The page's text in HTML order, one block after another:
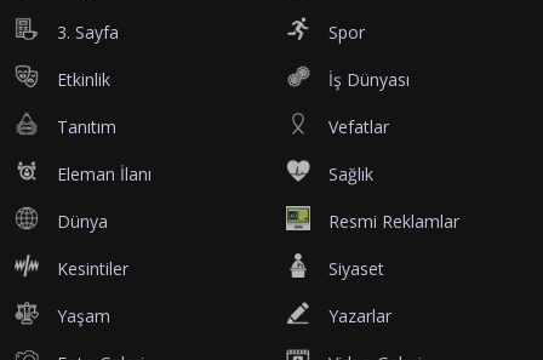
3. Sayfa Spor
Etkinlik İş Dünyası
Tanıtım Vefatlar
Eleman İlanı Sağlık
Dünya Resmi Reklamlar
Kesintiler Siyaset
Yaşam Yazarlar